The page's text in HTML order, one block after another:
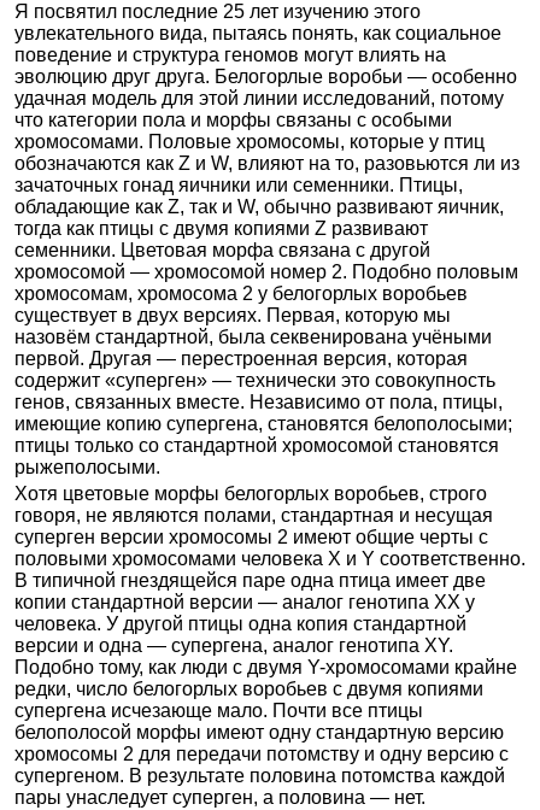
Я посвятил последние 25 лет изучению этого
увлекательного вида, пытаясь понять, как социальное
поведение и структура геномов могут влиять на
эволюцию друг друга. Белогорлые воробьи — особенно
удачная модель для этой линии исследований, потому
что категории пола и морфы связаны с особыми
хромосомами. Половые хромосомы, которые у птиц
обозначаются как Z и W, влияют на то, разовьются ли из
зачаточных гонад яичники или семенники. Птицы,
обладающие как Z, так и W, обычно развивают яичник,
тогда как птицы с двумя копиями Z развивают
семенники. Цветовая морфа связана с другой
хромосомой — хромосомой номер 2. Подобно половым
хромосомам, хромосома 2 у белогорлых воробьев
существует в двух версиях. Первая, которую мы
назовём стандартной, была секвенирована учёными
первой. Другая — перестроенная версия, которая
содержит «суперген» — технически это совокупность
генов, связанных вместе. Независимо от пола, птицы,
имеющие копию супергена, становятся белополосыми;
птицы только со стандартной хромосомой становятся
рыжеполосыми.
Хотя цветовые морфы белогорлых воробьев, строго
говоря, не являются полами, стандартная и несущая
суперген версии хромосомы 2 имеют общие черты с
половыми хромосомами человека X и Y соответственно.
В типичной гнездящейся паре одна птица имеет две
копии стандартной версии — аналог генотипа XX у
человека. У другой птицы одна копия стандартной
версии и одна — супергена, аналог генотипа XY.
Подобно тому, как люди с двумя Y-хромосомами крайне
редки, число белогорлых воробьев с двумя копиями
супергена исчезающе мало. Почти все птицы
белополосой морфы имеют одну стандартную версию
хромосомы 2 для передачи потомству и одну версию с
супергеном. В результате половина потомства каждой
пары унаследует суперген, а половина — нет.